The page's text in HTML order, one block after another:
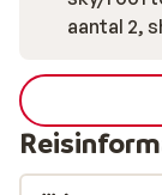
aantal 2,